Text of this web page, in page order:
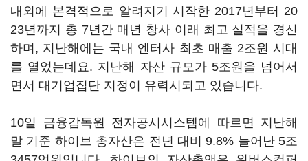
내외에 본격적으로 알려지기 시작한 2017년부터 20
23년까지 총 7년간 매년 창사 이래 최고 실적을 경신
하며, 지난해에는 국내 엔터사 최초 매출 2조원 시대
를 열었는데요. 지난해 자산 규모가 5조원을 넘어서
면서 대기업집단 지정이 유력시되고 있습니다.
10일 금융감독원 전자공시시스템에 따르면 지난해
말 기준 하이브 총자산은 전년 대비 9.8% 늘어난 5조